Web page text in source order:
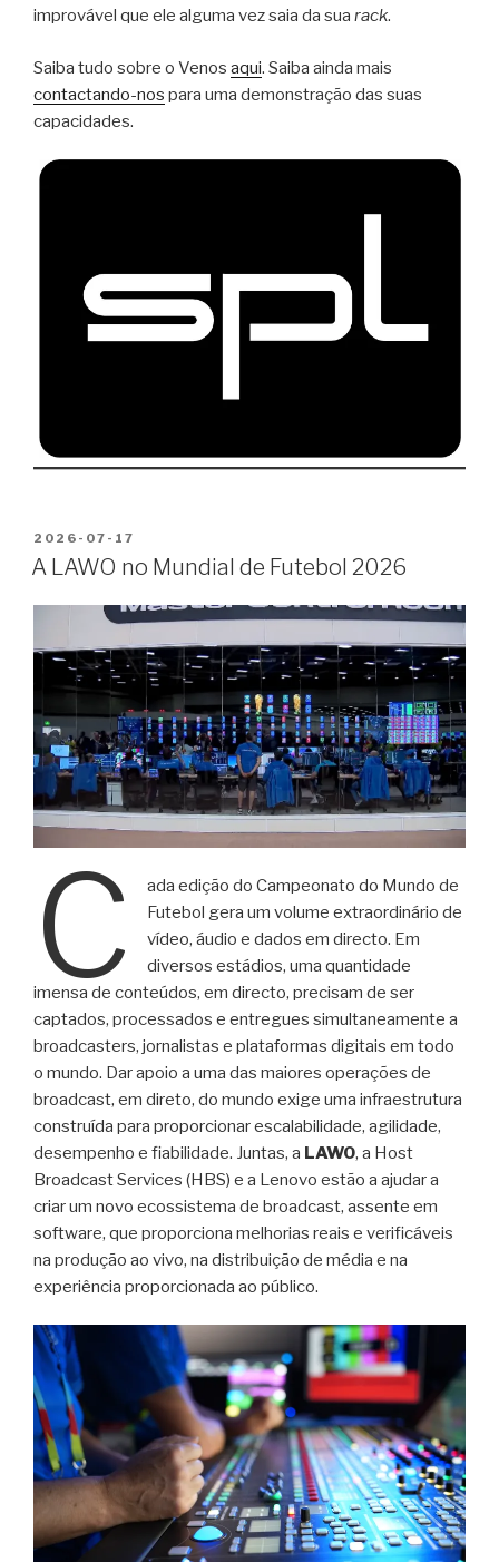
improvável que ele alguma vez saia da sua rack.
Saiba tudo sobre o Venos aqui. Saiba ainda mais
contactando-nos para uma demonstração das suas
capacidades.
PUBLICADO
EM
2026-07-17
A LAWO no Mundial de Futebol 2026
C
ada edição do Campeonato do Mundo de
Futebol gera um volume extraordinário de
vídeo, áudio e dados em directo. Em
diversos estádios, uma quantidade
imensa de conteúdos, em directo, precisam de ser
captados, processados ​​e entregues simultaneamente a
broadcasters, jornalistas e plataformas digitais em todo
o mundo. Dar apoio a uma das maiores operações de
broadcast, em direto, do mundo exige uma infraestrutura
construída para proporcionar escalabilidade, agilidade,
desempenho e fiabilidade. Juntas, a LAWO, a Host
Broadcast Services (HBS) e a Lenovo estão a ajudar a
criar um novo ecossistema de broadcast, assente em
software, que proporciona melhorias reais e verificáveis ​​
na produção ao vivo, na distribuição de média e na
experiência proporcionada ao público.